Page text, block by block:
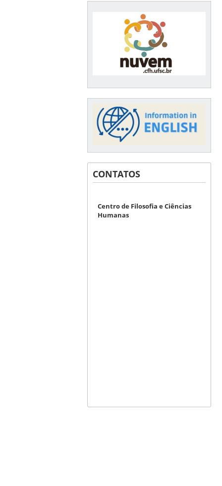
CONTATOS
Centro de Filosofia e Ciências
Humanas